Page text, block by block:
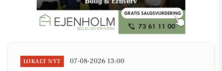
LOKALT NYT 07-08-2026 13:00